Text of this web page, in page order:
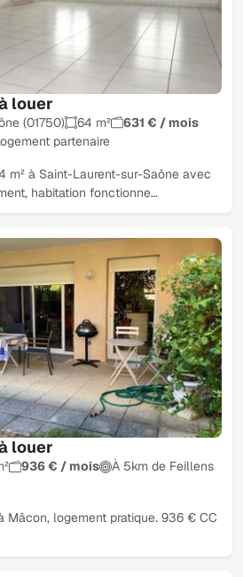
louer
(01750) 64 m²
631 € / mois
partenaire
m² à Saint-Laurent-sur-Saône avec
habitation fonctionne…
louer
936 € / mois
À 5km de Feillens
Mâcon, logement pratique. 936 € CC